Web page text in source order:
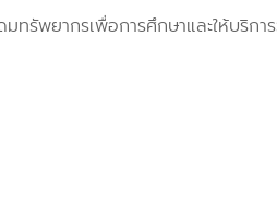
ทรัพยากรเพื่อการศึกษาและให้บริก